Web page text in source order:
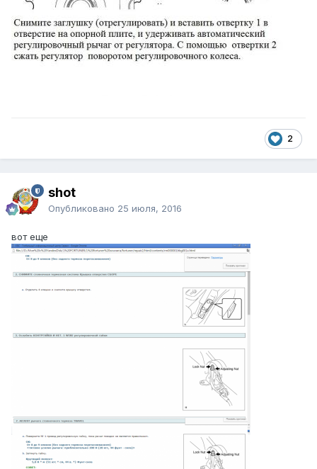
2
shot
Опубликовано 25 июля, 2016
вот еще